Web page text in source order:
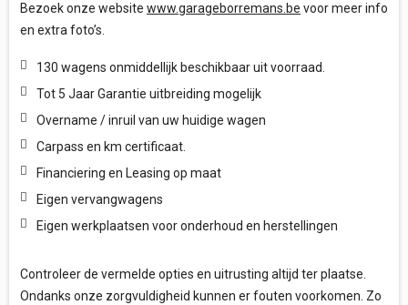
Bezoek onze website www.garageborremans.be voor meer info
en extra foto’s.
130 wagens onmiddellijk beschikbaar uit voorraad.
Tot 5 Jaar Garantie uitbreiding mogelijk
Overname / inruil van uw huidige wagen
Carpass en km certificaat.
Financiering en Leasing op maat
Eigen vervangwagens
Eigen werkplaatsen voor onderhoud en herstellingen
Controleer de vermelde opties en uitrusting altijd ter plaatse.
Ondanks onze zorgvuldigheid kunnen er fouten voorkomen. Zo